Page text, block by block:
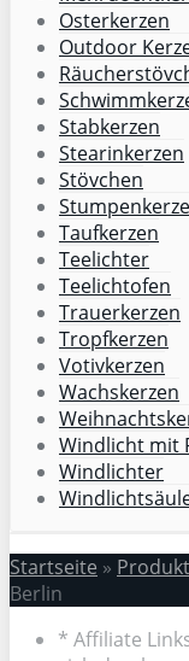
Osterkerzen
Outdoor
Stabkerzen
Stearinkerzen
Stövchen
Taufkerzen
Teelichter
Teelichtofen
Trauerkerzen
Tropfkerzen
Votivkerzen
Wachskerzen
Windlicht mit
Windlichter
Startseite »
Berlin
* Affiliate